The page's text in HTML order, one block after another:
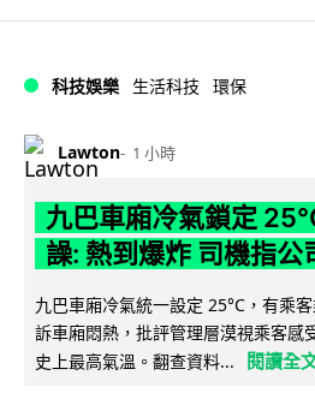
科技娛樂 生活科技 環保
Lawton 1 小時
九巴車廂冷氣鎖定
譟: 熱到爆炸 司機指
九巴車廂冷氣統一設定 25°C，有乘
訴車廂悶熱，批評管理層漠視乘客感
史上最高氣溫。翻查資料...
閱讀全